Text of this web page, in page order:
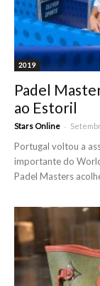
2019
Padel
ao Estoril
Stars Online -
Portugal voltou a
importante do
Padel Masters